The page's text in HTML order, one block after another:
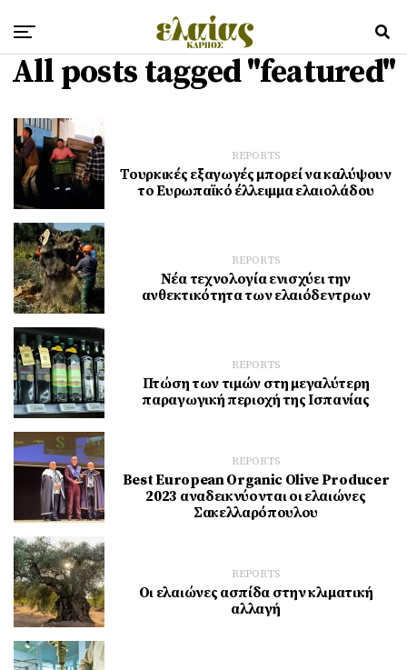
All posts tagged "featured"
REPORTS
Τουρκικές εξαγωγές μπορεί να καλύψουν
το Ευρωπαϊκό έλλειμμα ελαιολάδου
REPORTS
Νέα τεχνολογία ενισχύει την
ανθεκτικότητα των ελαιόδεντρων
REPORTS
Πτώση των τιμών στη μεγαλύτερη
παραγωγική περιοχή της Ισπανίας
REPORTS
Best European Organic Olive Producer
2023 αναδεικνύονται οι ελαιώνες
Σακελλαρόπουλου
REPORTS
Oι ελαιώνες ασπίδα στην κλιματική
αλλαγή